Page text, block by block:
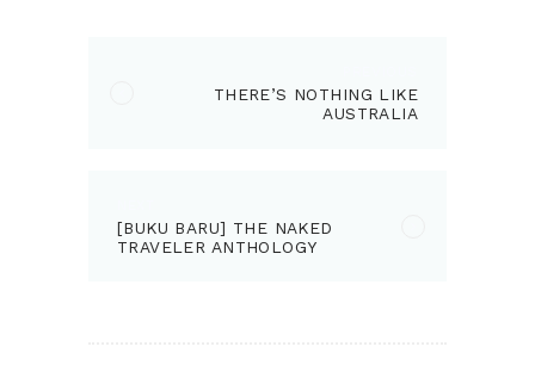
THERE’S NOTHING LIKE
AUSTRALIA
post:
[BUKU BARU] THE NAKED
TRAVELER ANTHOLOGY